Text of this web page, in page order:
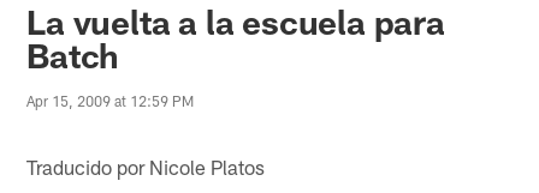
La vuelta a la escuela para
Batch
Apr 15, 2009 at 12:59 PM
Traducido por Nicole Platos